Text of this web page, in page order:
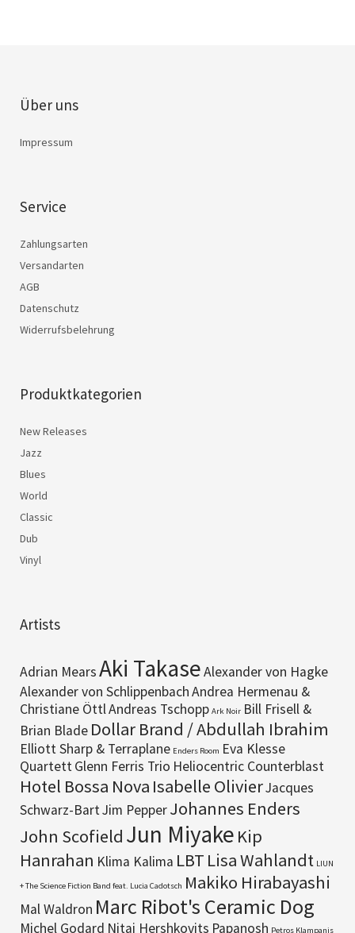
Über uns
Impressum
Service
Zahlungsarten
Versandarten
AGB
Datenschutz
Widerrufsbelehrung
Produktkategorien
New Releases
Jazz
Blues
World
Classic
Dub
Vinyl
Artists
Adrian MearsAki TakaseAlexander von Hagke
Alexander von SchlippenbachAndrea Hermenau &
Christiane ÖttlAndreas Tschopp Ark Noir Bill Frisell &
Brian Blade Dollar Brand / Abdullah Ibrahim
Elliott Sharp & Terraplane Enders Room Eva Klesse
QuartettGlenn Ferris Trio Heliocentric Counterblast
Hotel Bossa Nova Isabelle OlivierJacques
Schwarz-BartJim PepperJohannes Enders
John Scofield Jun Miyake Kip
Hanrahan Klima Kalima LBT Lisa Wahlandt LIUN
+ The Science Fiction Band feat. Lucia Cadotsch Makiko Hirabayashi
Mal Waldron Marc Ribot's Ceramic Dog
Michel Godard Nitai Hershkovits Papanosh Petros Klampanis